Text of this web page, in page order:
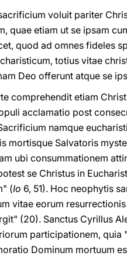
voluit pariter
quae etiam ut se ipsam
quod ad omnes fideles
totius vitae
Deo offerunt atque se
comprehendit etiam
acclamatio post
namque
mortisque Salvatoris
ubi consummationem
se Christus in
(Io 6, 51). Hoc neophytis
vitae eorum
(20). Sanctus Cyrillus
participationem, quia
Dominum mortuum